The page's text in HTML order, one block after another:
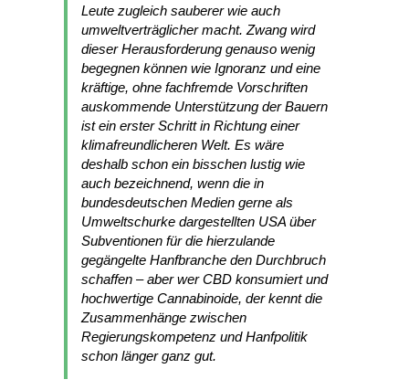
Leute zugleich sauberer wie auch
umweltverträglicher macht. Zwang wird
dieser Herausforderung genauso wenig
begegnen können wie Ignoranz und eine
kräftige, ohne fachfremde Vorschriften
auskommende Unterstützung der Bauern
ist ein erster Schritt in Richtung einer
klimafreundlicheren Welt. Es wäre
deshalb schon ein bisschen lustig wie
auch bezeichnend, wenn die in
bundesdeutschen Medien gerne als
Umweltschurke dargestellten USA über
Subventionen für die hierzulande
gegängelte Hanfbranche den Durchbruch
schaffen – aber wer CBD konsumiert und
hochwertige Cannabinoide, der kennt die
Zusammenhänge zwischen
Regierungskompetenz und Hanfpolitik
schon länger ganz gut.